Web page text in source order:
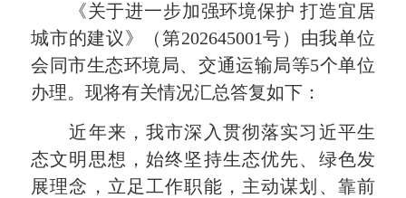
《关于进一步加强环境保护 打造宜居
城市的建议》（第202645001号）由我单位
会同市生态环境局、交通运输局等5个单位
办理。现将有关情况汇总答复如下：
近年来，我市深入贯彻落实习近平生
态文明思想，始终坚持生态优先、绿色发
展理念，立足工作职能，主动谋划、靠前